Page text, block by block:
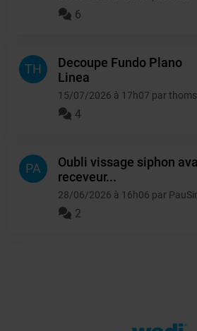
6
TH
Decoupe Fundo Plano
Linea
15/07/2026 à 17h07 par
4
PA
Oubli vissage siphon
receveur...
28/06/2026 à 16h06 par
2